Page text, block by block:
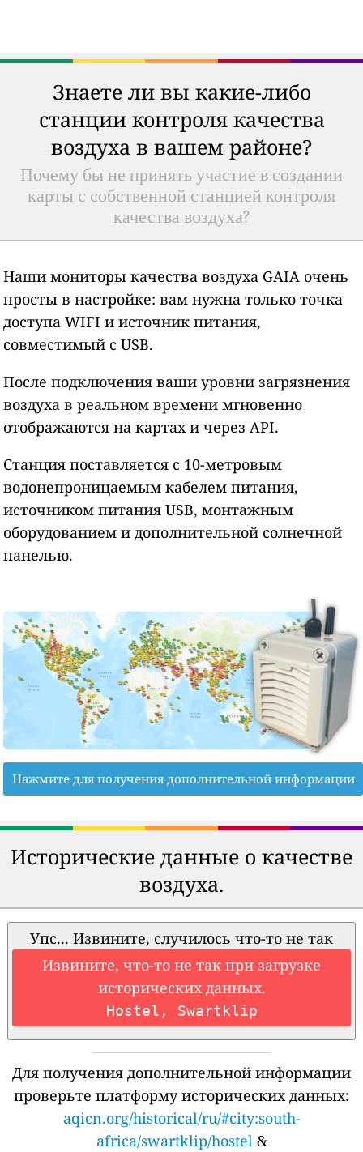
Знаете ли вы какие-либо
станции контроля качества
воздуха в вашем районе?
Почему бы не принять участие в создании
карты с собственной станцией контроля
качества воздуха?
Наши мониторы качества воздуха GAIA очень
просты в настройке: вам нужна только точка
доступа WIFI и источник питания,
совместимый с USB.
После подключения ваши уровни загрязнения
воздуха в реальном времени мгновенно
отображаются на картах и через API.
Станция поставляется с 10-метровым
водонепроницаемым кабелем питания,
источником питания USB, монтажным
оборудованием и дополнительной солнечной
панелью.
Нажмите для получения дополнительной информации
Исторические данные о качестве
воздуха.
Упс... Извините, случилось что-то не так
Извините, что-то не так при загрузке
исторических данных.
Hostel, Swartklip
Для получения дополнительной информации
проверьте платформу исторических данных:
aqicn.org/historical/ru/#city:south-
africa/swartklip/hostel&